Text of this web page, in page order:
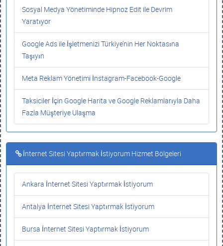
Sosyal Medya Yönetiminde Hipnoz Edit ile Devrim
Yaratıyor
Google Ads ile İşletmenizi Türkiye’nin Her Noktasına
Taşıyın
Meta Reklam Yönetimi İnstagram-Facebook-Google
Taksiciler İçin Google Harita ve Google Reklamlarıyla Daha
Fazla Müşteriye Ulaşma
İnternet Sitesi Yaptırmak İstiyorum Hizmet Bölgeleri
Ankara İnternet Sitesi Yaptırmak İstiyorum
Antalya İnternet Sitesi Yaptırmak İstiyorum
Bursa İnternet Sitesi Yaptırmak İstiyorum